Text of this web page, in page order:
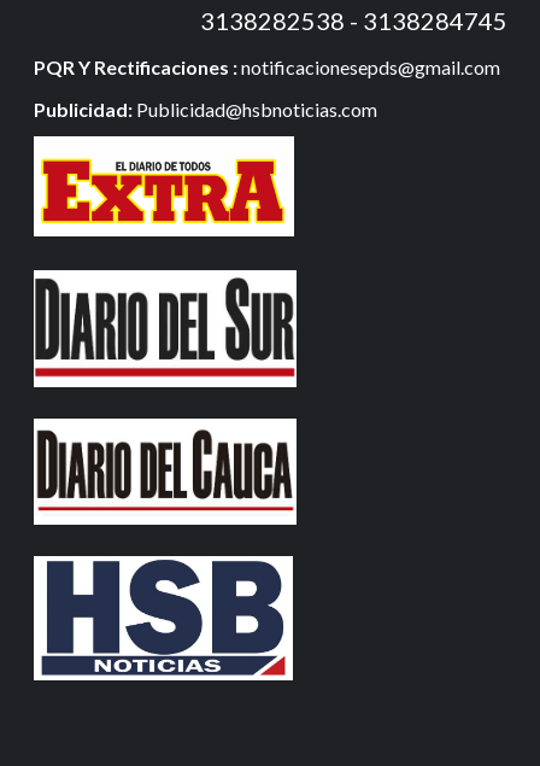
3138282538 - 3138284745
PQR Y Rectificaciones :notificacionesepds@gmail.com
Publicidad: Publicidad@hsbnoticias.com